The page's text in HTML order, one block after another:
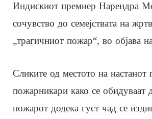
Индискиот премиер Нарендра
сочувство до семејствата на
„трагичниот пожар“, во објава
Сликите од местото на настанот
пожарникари како се обидуваат
пожарот додека густ чад се